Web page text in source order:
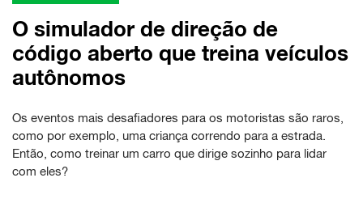
O simulador de direção de
código aberto que treina veículos
autônomos
Os eventos mais desafiadores para os motoristas são raros,
como por exemplo, uma criança correndo para a estrada.
Então, como treinar um carro que dirige sozinho para lidar
com eles?